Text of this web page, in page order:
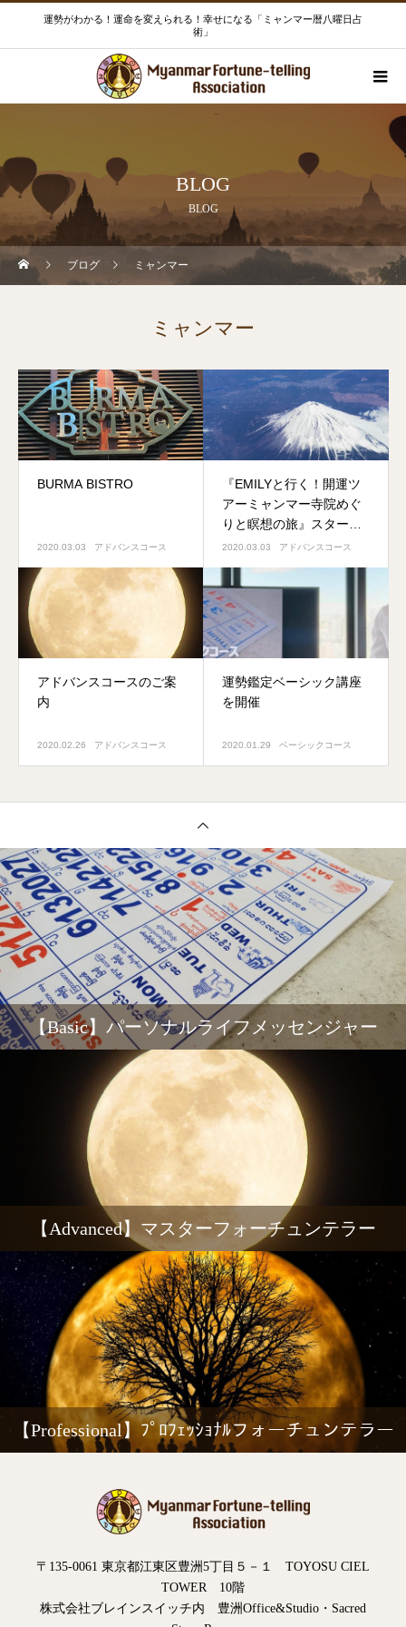
運勢がわかる！運命を変えられる！幸せになる「ミャンマー暦八曜日占
術」
BLOG
BLOG
ブログ ミャンマー
ミャンマー
BURMA BISTRO
2020.03.03 アドバンスコース
『EMILYと行く！開運ツ
アーミャンマー寺院めぐ
りと瞑想の旅』スター
ト！
2020.03.03 アドバンスコース
アドバンスコースのご案
内
2020.02.26 アドバンスコース
運勢鑑定ベーシック講座
を開催
2020.01.29 ベーシックコース
【Basic】パーソナルライフメッセンジャー
【Advanced】マスターフォーチュンテラー
【Professional】ﾌﾟﾛﾌｪｯｼｮﾅﾙフォーチュンテラー
〒135-0061 東京都江東区豊洲5丁目５－１ TOYOSU CIEL
TOWER 10階
株式会社ブレインスイッチ内 豊洲Office&Studio・Sacred